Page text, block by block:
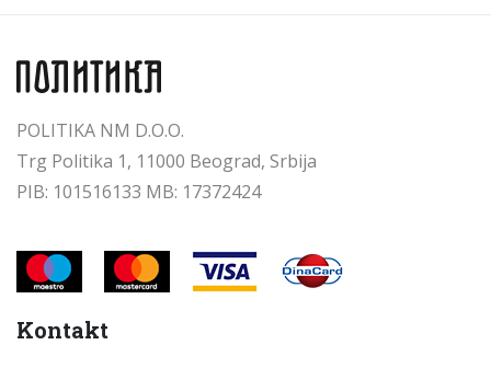
POLITIKA NM D.O.O.
Trg Politika 1, 11000 Beograd, Srbija
PIB: 101516133 MB: 17372424
Kontakt